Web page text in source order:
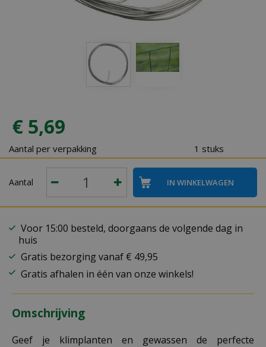
€ 5,69
Aantal per verpakking 1 stuks
Aantal
Voor 15:00 besteld, doorgaans de volgende dag in
huis
Gratis bezorging vanaf € 49,95
Gratis afhalen in één van onze winkels!
Omschrijving
Geef je klimplanten en gewassen de perfecte